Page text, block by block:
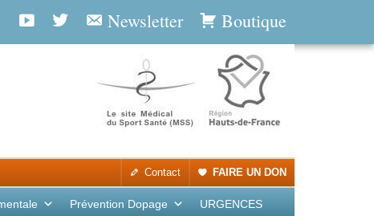
Boutique
Newsletter
FAIRE UN DON
Contact
Prévention Dopage URGENCES